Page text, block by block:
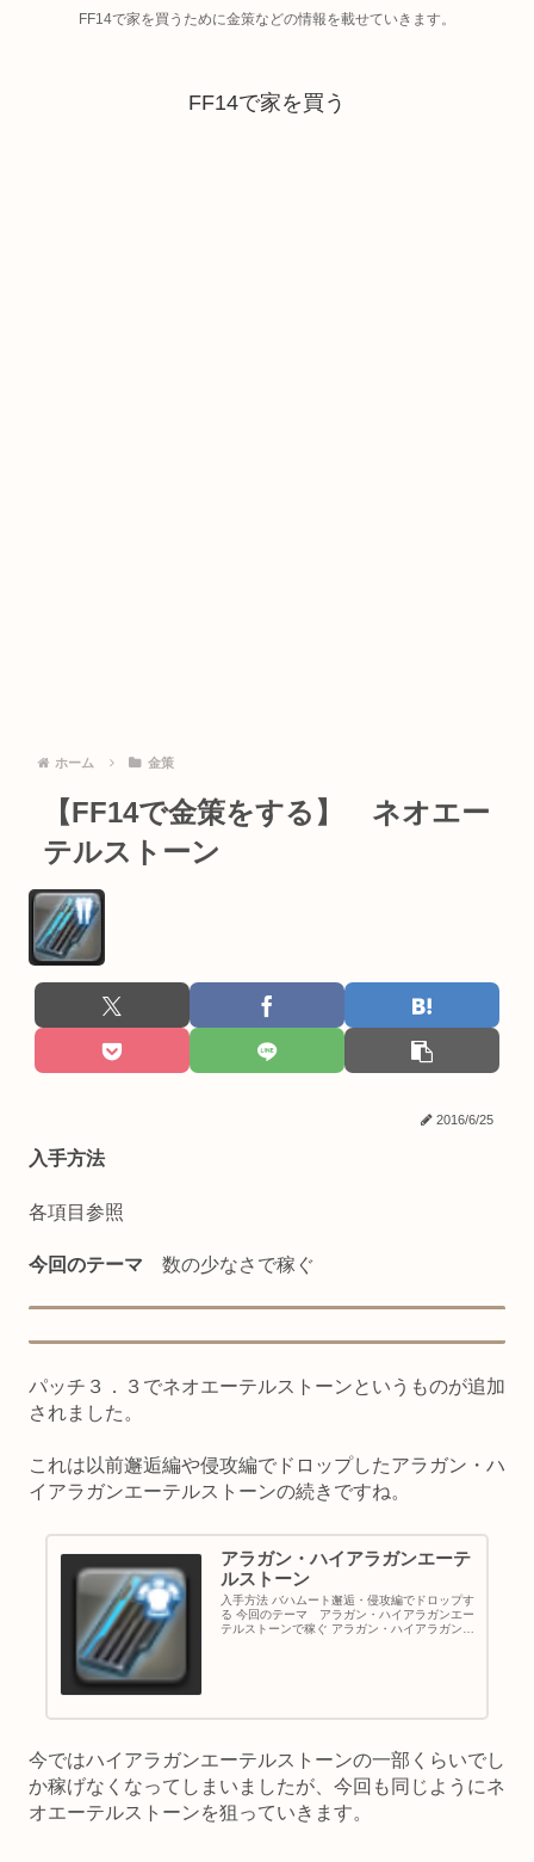
FF14で家を買うために金策などの情報を載せていきます。
FF14で家を買う
ホーム 金策
【FF14で金策をする】 ネオエー
テルストーン
2016/6/25
入手方法
各項目参照
今回のテーマ 数の少なさで稼ぐ
パッチ３．３でネオエーテルストーンというものが追加
されました。
これは以前邂逅編や侵攻編でドロップしたアラガン・ハ
イアラガンエーテルストーンの続きですね。
アラガン・ハイアラガンエーテ
ルストーン
入手方法 バハムート邂逅・侵攻編でドロップす
る 今回のテーマ アラガン・ハイアラガンエー
テルストーンで稼ぐ アラガン・ハイアラガンエ
今ではハイアラガンエーテルストーンの一部くらいでし
か稼げなくなってしまいましたが、今回も同じようにネ
オエーテルストーンを狙っていきます。